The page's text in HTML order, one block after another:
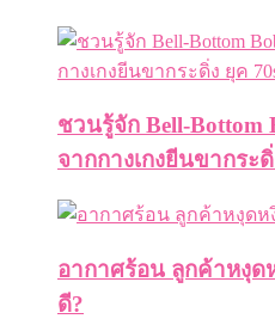
ชวนรู้จัก Bell-
จากกางเกงยีนขากระ
อากาศร้อน ลูกค้าหงุด
ดี?